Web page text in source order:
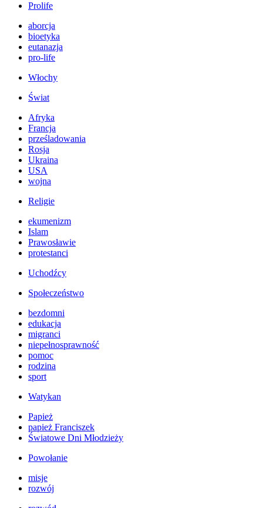
Prolife
aborcja
bioetyka
eutanazja
pro-life
Włochy
Świat
Afryka
Francja
prześladowania
Rosja
Ukraina
USA
wojna
Religie
ekumenizm
Islam
Prawosławie
protestanci
Uchodźcy
Społeczeństwo
bezdomni
edukacja
migranci
niepełnosprawność
pomoc
rodzina
sport
Watykan
Papież
papież Franciszek
Światowe Dni Młodzieży
Powołanie
misje
rozwój